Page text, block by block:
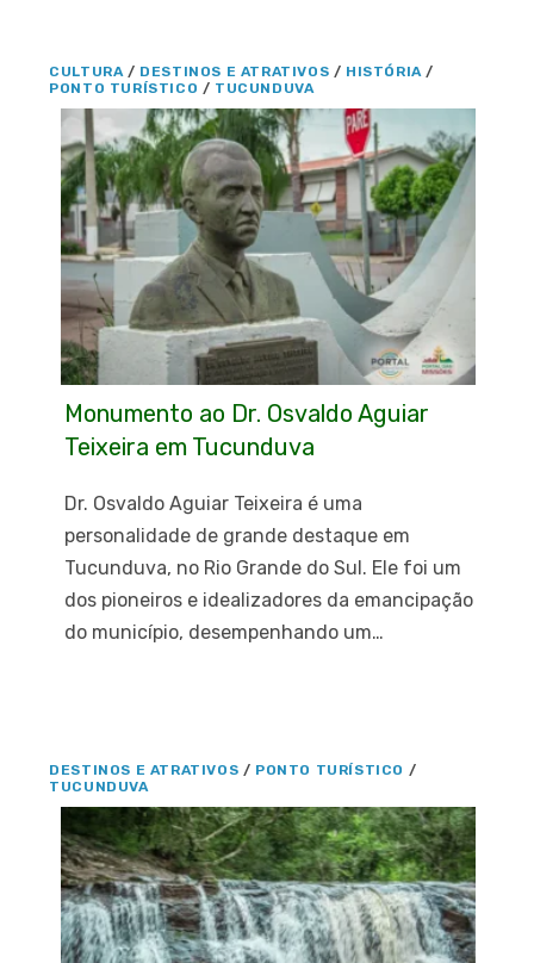
CULTURA/ DESTINOS E ATRATIVOS / HISTÓRIA/
PONTO TURÍSTICO / TUCUNDUVA
Monumento ao Dr. Osvaldo Aguiar
Teixeira em Tucunduva
Dr. Osvaldo Aguiar Teixeira é uma
personalidade de grande destaque em
Tucunduva, no Rio Grande do Sul. Ele foi um
dos pioneiros e idealizadores da emancipação
do município, desempenhando um…
DESTINOS E ATRATIVOS / PONTO TURÍSTICO /
TUCUNDUVA